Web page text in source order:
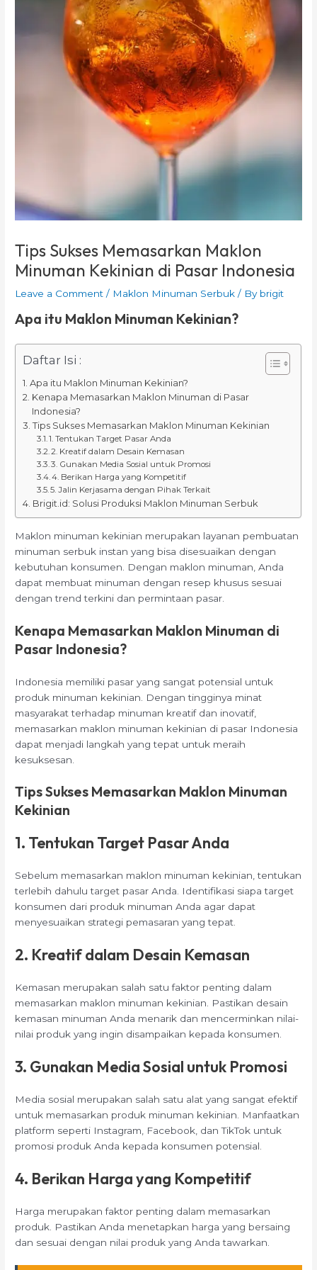
Tips Sukses Memasarkan Maklon
Minuman Kekinian di Pasar Indonesia
Leave a Comment / Maklon Minuman Serbuk / By brigit
Apa itu Maklon Minuman Kekinian?
Daftar Isi :
Apa itu Maklon Minuman Kekinian?
Kenapa Memasarkan Maklon Minuman di Pasar
Indonesia?
Tips Sukses Memasarkan Maklon Minuman Kekinian
1. Tentukan Target Pasar Anda
2. Kreatif dalam Desain Kemasan
3. Gunakan Media Sosial untuk Promosi
4. Berikan Harga yang Kompetitif
5. Jalin Kerjasama dengan Pihak Terkait
Brigit.id: Solusi Produksi Maklon Minuman Serbuk
Maklon minuman kekinian merupakan layanan pembuatan
minuman serbuk instan yang bisa disesuaikan dengan
kebutuhan konsumen. Dengan maklon minuman, Anda
dapat membuat minuman dengan resep khusus sesuai
dengan trend terkini dan permintaan pasar.
Kenapa Memasarkan Maklon Minuman di
Pasar Indonesia?
Indonesia memiliki pasar yang sangat potensial untuk
produk minuman kekinian. Dengan tingginya minat
masyarakat terhadap minuman kreatif dan inovatif,
memasarkan maklon minuman kekinian di pasar Indonesia
dapat menjadi langkah yang tepat untuk meraih
kesuksesan.
Tips Sukses Memasarkan Maklon Minuman
Kekinian
1. Tentukan Target Pasar Anda
Sebelum memasarkan maklon minuman kekinian, tentukan
terlebih dahulu target pasar Anda. Identifikasi siapa target
konsumen dari produk minuman Anda agar dapat
menyesuaikan strategi pemasaran yang tepat.
2. Kreatif dalam Desain Kemasan
Kemasan merupakan salah satu faktor penting dalam
memasarkan maklon minuman kekinian. Pastikan desain
kemasan minuman Anda menarik dan mencerminkan nilai-
nilai produk yang ingin disampaikan kepada konsumen.
3. Gunakan Media Sosial untuk Promosi
Media sosial merupakan salah satu alat yang sangat efektif
untuk memasarkan produk minuman kekinian. Manfaatkan
platform seperti Instagram, Facebook, dan TikTok untuk
promosi produk Anda kepada konsumen potensial.
4. Berikan Harga yang Kompetitif
Harga merupakan faktor penting dalam memasarkan
produk. Pastikan Anda menetapkan harga yang bersaing
dan sesuai dengan nilai produk yang Anda tawarkan.